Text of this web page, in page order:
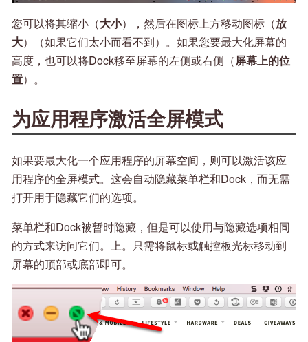
您可以将其缩小（大小），然后在图标上方移动图标（放
大）（如果它们太小而看不到）。如果您要最大化屏幕的
高度，也可以将Dock移至屏幕的左侧或右侧（屏幕上的位
置）。
为应用程序激活全屏模式
如果要最大化一个应用程序的屏幕空间，则可以激活该应
用程序的全屏模式。这会自动隐藏菜单栏和Dock，而无需
打开用于隐藏它们的选项。
菜单栏和Dock被暂时隐藏，但是可以使用与隐藏选项相同
的方式来访问它们。上。只需将鼠标或触控板光标移动到
屏幕的顶部或底部即可。